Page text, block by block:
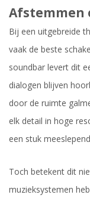
Afstemmen
Bij een uitgebreide
vaak de beste
soundbar levert dit
dialogen blijven
door de ruimte
elk detail in hoge
een stuk
Toch betekent dit
muzieksystemen